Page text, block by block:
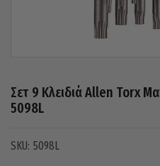
Σετ 9 Κλειδιά Allen Torx
5098L
5098L